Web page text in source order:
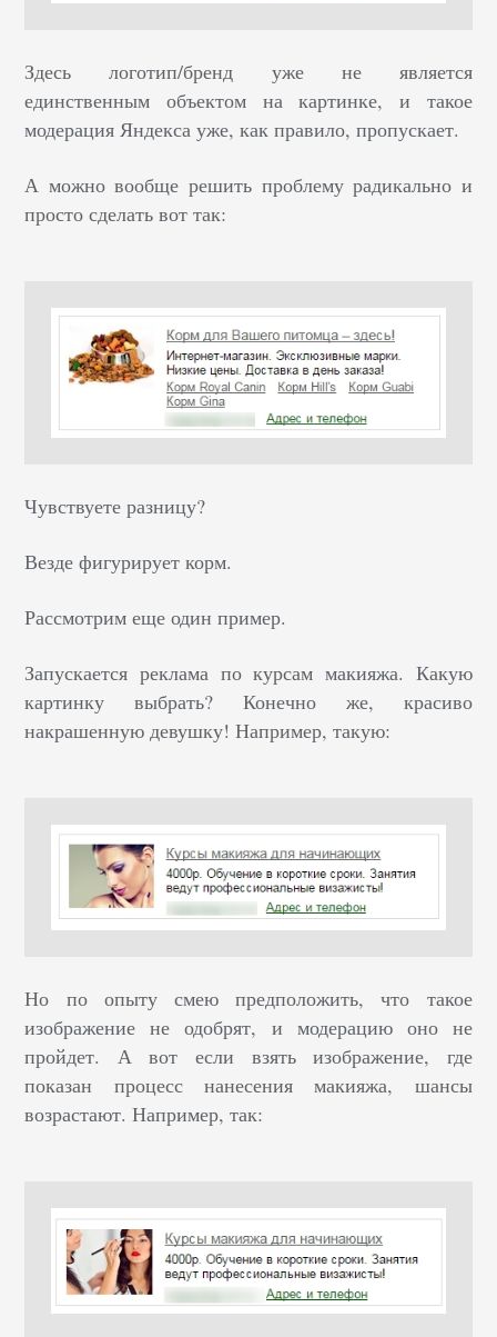
Здесь логотип/бренд уже не является
единственным объектом на картинке, и такое
модерация Яндекса уже, как правило, пропускает.
А можно вообще решить проблему радикально и
просто сделать вот так:
Чувствуете разницу?
Везде фигурирует корм.
Рассмотрим еще один пример.
Запускается реклама по курсам макияжа. Какую
картинку выбрать? Конечно же, красиво
накрашенную девушку! Например, такую:
Но по опыту смею предположить, что такое
изображение не одобрят, и модерацию оно не
пройдет. А вот если взять изображение, где
показан процесс нанесения макияжа, шансы
возрастают. Например, так: